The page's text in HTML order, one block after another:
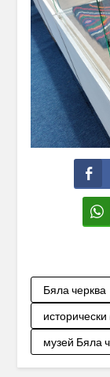
Бяла черква
музей Бяла